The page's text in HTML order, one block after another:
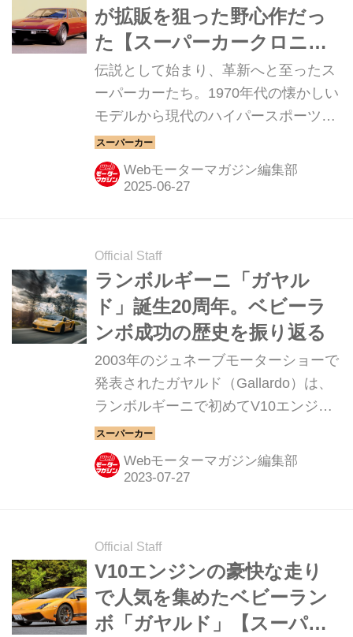
が拡販を狙った野心作だっ
た【スーパーカークロニク
ル・完全版／005】
伝説として始まり、革新へと至ったス
ーパーカーたち。1970年代の懐かしい
モデルから現代のハイパースポーツま
で紹介していこう。今回は、ランボル
ギーニ ウラッコだ。
Webモーターマガジン編集部
Official Staff
ランボルギーニ「ガヤル
ド」誕生20周年。ベビーラ
ンボ成功の歴史を振り返る
2003年のジュネーブモーターショーで
発表されたガヤルド（Gallardo）は、
ランボルギーニで初めてV10エンジン
を搭載した市販モデルだった。当初か
ら驚異的な人気を誇り、ランボルギー
ニの販売記録を次々と塗り替えてい
その歴史を振り返る。
Webモーターマガジン編集部
Official Staff
V10エンジンの豪快な走り
で人気を集めたベビーラン
ボ「ガヤルド」【スーパー